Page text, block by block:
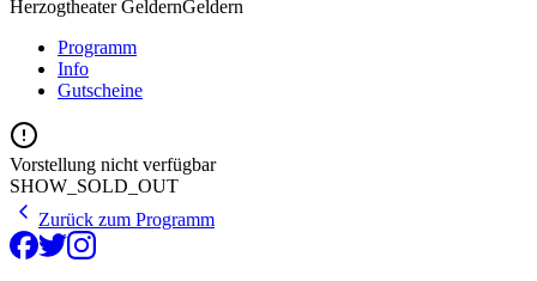
Herzogtheater GeldernGeldern
Programm
Info
Gutscheine
Vorstellung nicht verfügbar
SHOW_SOLD_OUT
Zurück zum Programm